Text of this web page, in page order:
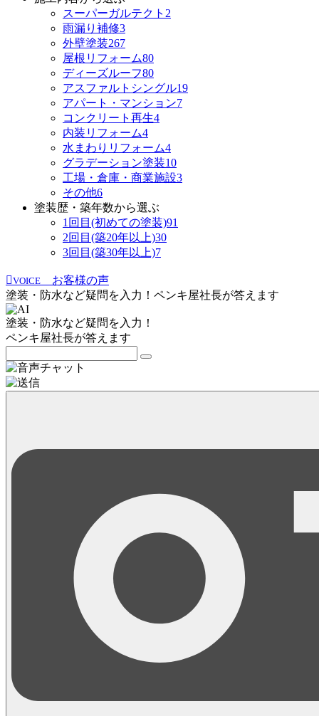
スーパーガルテクト 2
雨漏り補修3
外壁塗装267
屋根リフォーム80
ディーズルーフ80
アスファルトシングル19
アパート・マンション7
コンクリート再生4
内装リフォーム4
水まわりリフォーム4
グラデーション塗装10
工場・倉庫・商業施設3
その他6
塗装歴・築年数から選ぶ
1回目(初めての塗装)91
2回目(築20年以上)30
3回目(築30年以上)7
VOICE
お客様の声
塗装・防水など疑問を入力！ ペンキ屋社長が答えます
塗装・防水など疑問を入力！
ペンキ屋社長が答えます